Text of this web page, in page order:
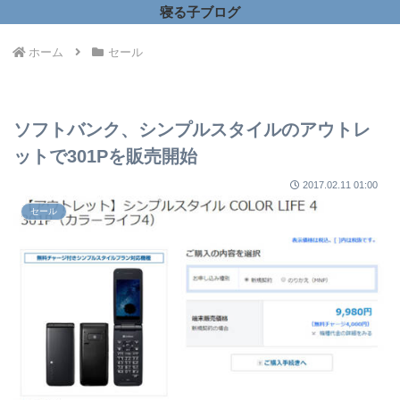
寝る子ブログ
ホーム セール
ソフトバンク、シンプルスタイルのアウトレ
ットで301Pを販売開始
2017.02.11 01:00
セール